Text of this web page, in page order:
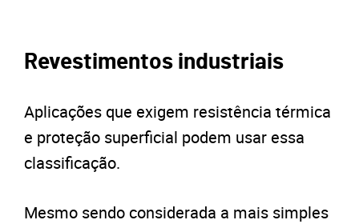
Revestimentos industriais
Aplicações que exigem resistência térmica
e proteção superficial podem usar essa
classificação.
Mesmo sendo considerada a mais simples